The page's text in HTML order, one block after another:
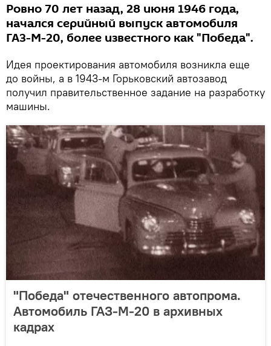
Ровно 70 лет назад, 28 июня 1946 года,
начался серийный выпуск автомобиля
ГАЗ-М-20, более известного как "Победа".
Идея проектирования автомобиля возникла еще
до войны, а в 1943-м Горьковский автозавод
получил правительственное задание на разработку
машины.
"Победа" отечественного автопрома.
Автомобиль ГАЗ-М-20 в архивных
кадрах